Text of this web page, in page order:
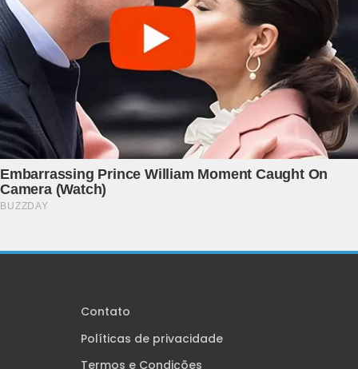
Contato
Políticas de privacidade
Termos e Condições